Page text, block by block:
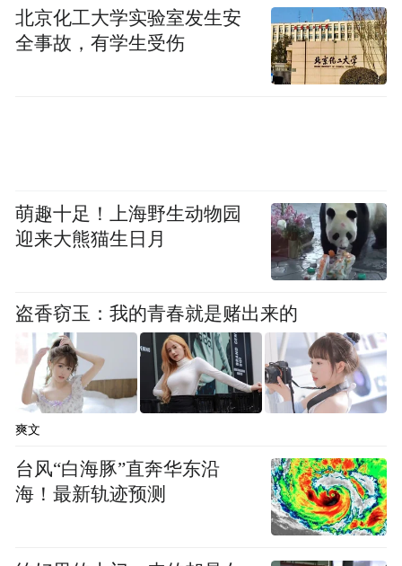
北京化工大学实验室发生安
全事故，有学生受伤
萌趣十足！上海野生动物园
迎来大熊猫生日月
盗香窃玉：我的青春就是赌出来的
爽文
台风“白海豚”直奔华东沿
海！最新轨迹预测